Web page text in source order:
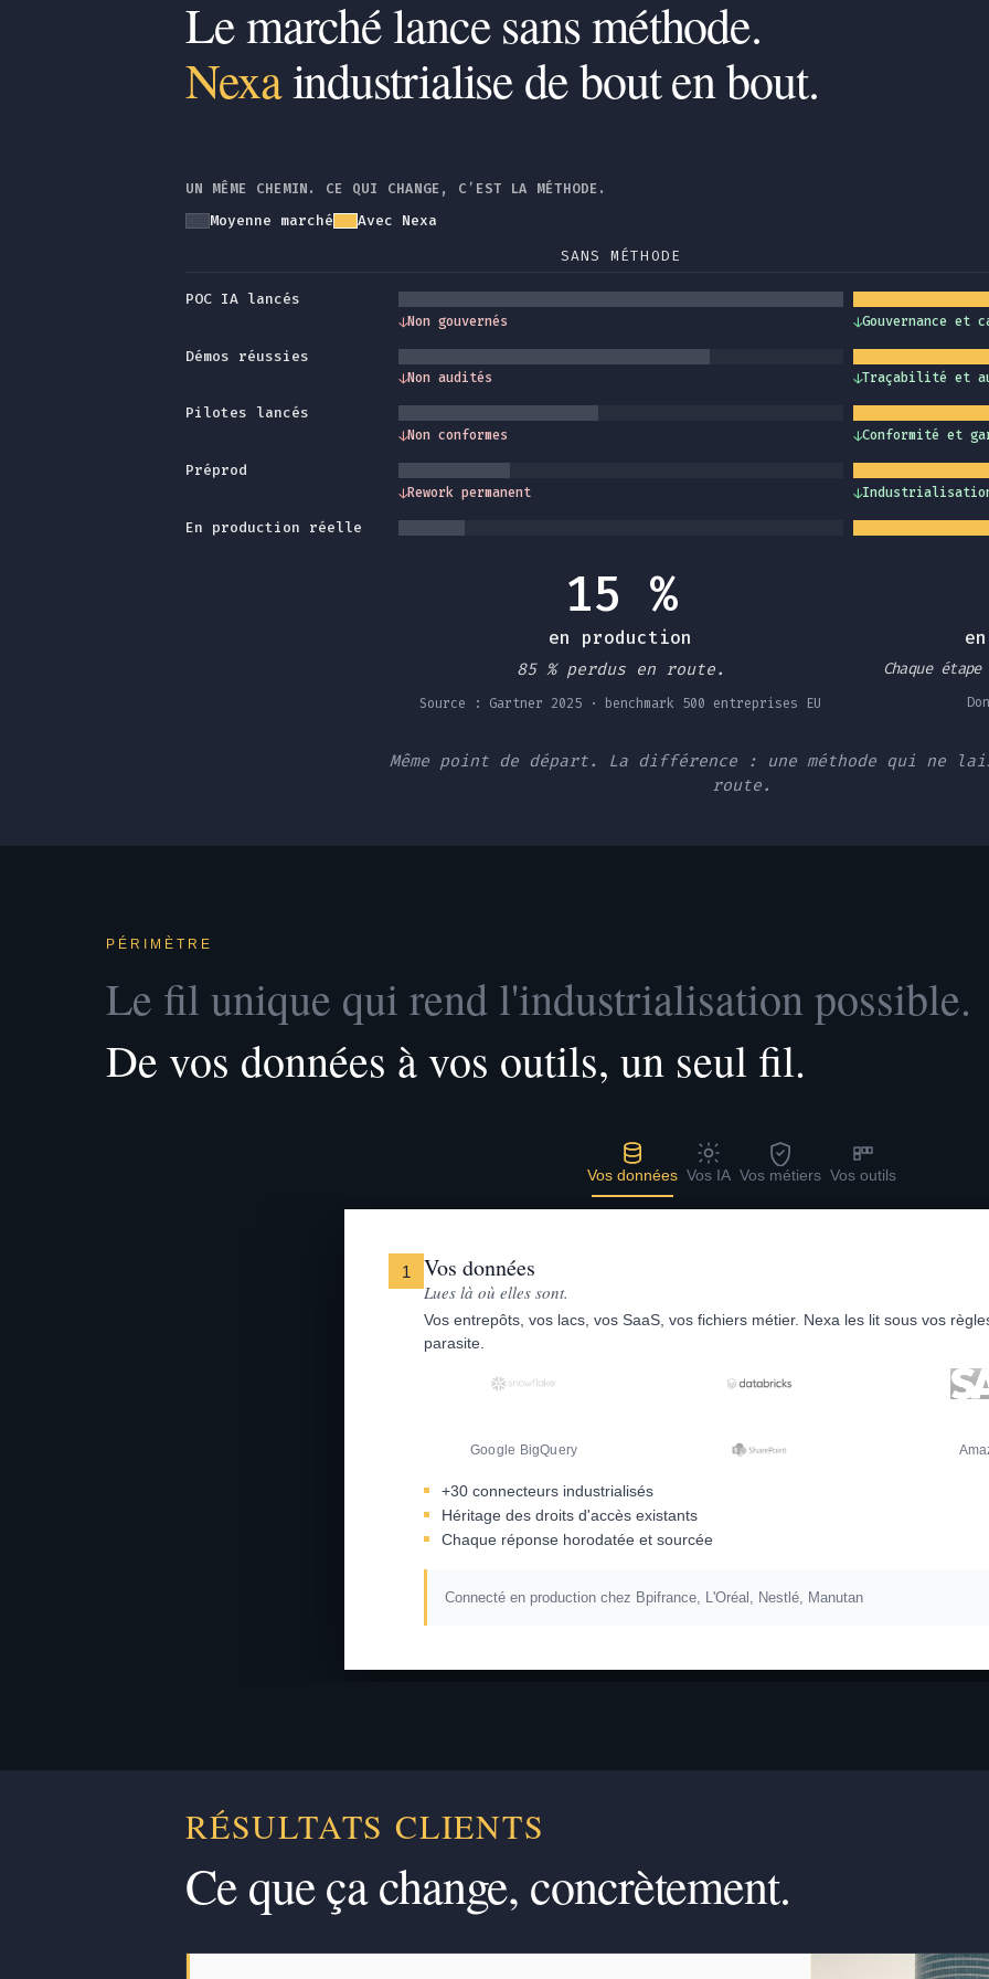
Le marché lance sans méthode.
Nexaindustrialise de bout en bout.
UN MÊME CHEMIN. CE QUI CHANGE, C’EST LA MÉTHODE.
Moyenne marché
Avec Nexa
SANS MÉTHODE
POC IA lancés
↓Non gouvernés ↓Gouvernance et
Démos réussies
↓Non audités ↓Traçabilité et
Pilotes lancés
↓Non conformes ↓Conformité et
Préprod
↓Rework permanent ↓
En production réelle
15 %
en production
85 % perdus en route.
Source : Gartner 2025 · benchmark 500 entreprises EU
Chaque
Même point de départ. La différence : une méthode qui ne
route.
PÉRIMÈTRE
Le fil unique qui rend l'industrialisation possible.
De vos données à vos outils, un seul fil.
Vos données Vos IA Vos métiers Vos outils
1 Vos données
Lues là où elles sont.
Vos entrepôts, vos lacs, vos SaaS, vos fichiers métier. Nexa les lit sous vos
parasite.
Google BigQuery
+30 connecteurs industrialisés
Héritage des droits d'accès existants
Chaque réponse horodatée et sourcée
Connecté en production chez Bpifrance, L'Oréal, Nestlé, Manutan
RÉSULTATS CLIENTS
Ce que ça change, concrètement.